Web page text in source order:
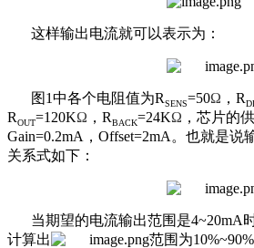
这样输出电流就可以表示为：
图1中各个电阻值为RSENS=50Ω ， R
ROUT=120KΩ ， RBACK=24KΩ ，芯片的
Gain=0.2mA ， Offset=2mA 。也就是说
关系式如下：
当期望的电流输出范围是4~20mA
计算出
范围为10%~90%